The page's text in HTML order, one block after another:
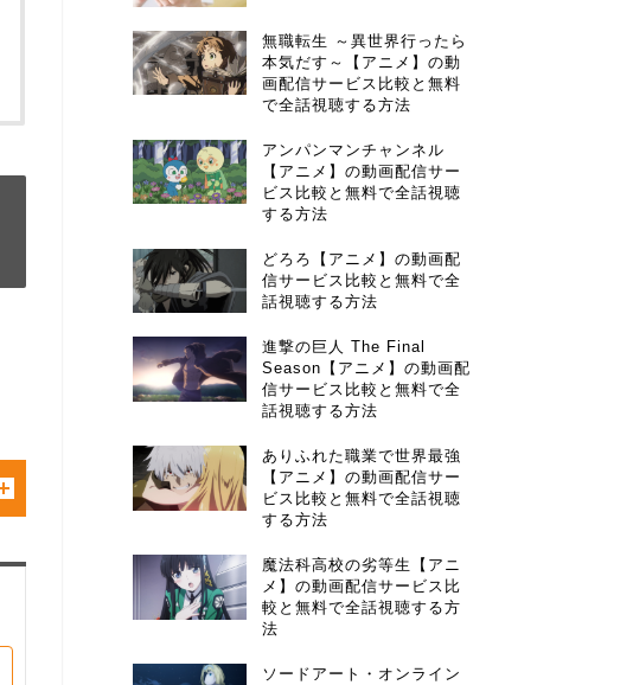
無職転生 ～異世界行ったら
本気だす～【アニメ】の動
画配信サービス比較と無料
で全話視聴する方法
アンパンマンチャンネル
【アニメ】の動画配信サー
ビス比較と無料で全話視聴
する方法
どろろ【アニメ】の動画配
信サービス比較と無料で全
話視聴する方法
進撃の巨人 The Final
Season【アニメ】の動画配
信サービス比較と無料で全
話視聴する方法
ありふれた職業で世界最強
【アニメ】の動画配信サー
ビス比較と無料で全話視聴
する方法
魔法科高校の劣等生【アニ
メ】の動画配信サービス比
較と無料で全話視聴する方
法
ソードアート・オンライン